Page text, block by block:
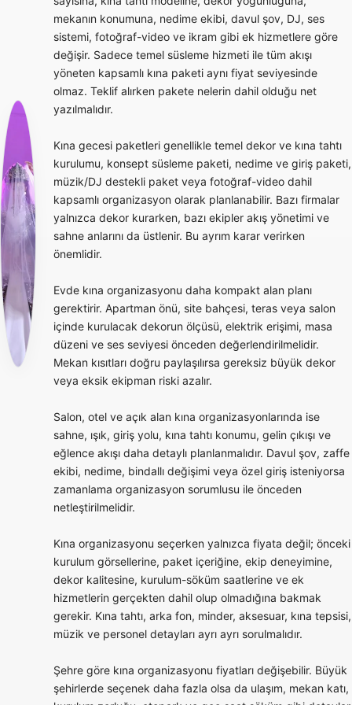
mekanın konumuna, nedime ekibi, davul şov, DJ, ses
sistemi, fotoğraf-video ve ikram gibi ek hizmetlere göre
değişir. Sadece temel süsleme hizmeti ile tüm akışı
yöneten kapsamlı kına paketi aynı fiyat seviyesinde
olmaz. Teklif alırken pakete nelerin dahil olduğu net
yazılmalıdır.
Kına gecesi paketleri genellikle temel dekor ve kına tahtı
kurulumu, konsept süsleme paketi, nedime ve giriş paketi,
müzik/DJ destekli paket veya fotoğraf-video dahil
kapsamlı organizasyon olarak planlanabilir. Bazı firmalar
yalnızca dekor kurarken, bazı ekipler akış yönetimi ve
sahne anlarını da üstlenir. Bu ayrım karar verirken
önemlidir.
Evde kına organizasyonu daha kompakt alan planı
gerektirir. Apartman önü, site bahçesi, teras veya salon
içinde kurulacak dekorun ölçüsü, elektrik erişimi, masa
düzeni ve ses seviyesi önceden değerlendirilmelidir.
Mekan kısıtları doğru paylaşılırsa gereksiz büyük dekor
veya eksik ekipman riski azalır.
Salon, otel ve açık alan kına organizasyonlarında ise
sahne, ışık, giriş yolu, kına tahtı konumu, gelin çıkışı ve
eğlence akışı daha detaylı planlanmalıdır. Davul şov, zaffe
ekibi, nedime, bindallı değişimi veya özel giriş isteniyorsa
zamanlama organizasyon sorumlusu ile önceden
netleştirilmelidir.
Kına organizasyonu seçerken yalnızca fiyata değil; önceki
kurulum görsellerine, paket içeriğine, ekip deneyimine,
dekor kalitesine, kurulum-söküm saatlerine ve ek
hizmetlerin gerçekten dahil olup olmadığına bakmak
gerekir. Kına tahtı, arka fon, minder, aksesuar, kına tepsisi,
müzik ve personel detayları ayrı ayrı sorulmalıdır.
Şehre göre kına organizasyonu fiyatları değişebilir. Büyük
şehirlerde seçenek daha fazla olsa da ulaşım, mekan katı,